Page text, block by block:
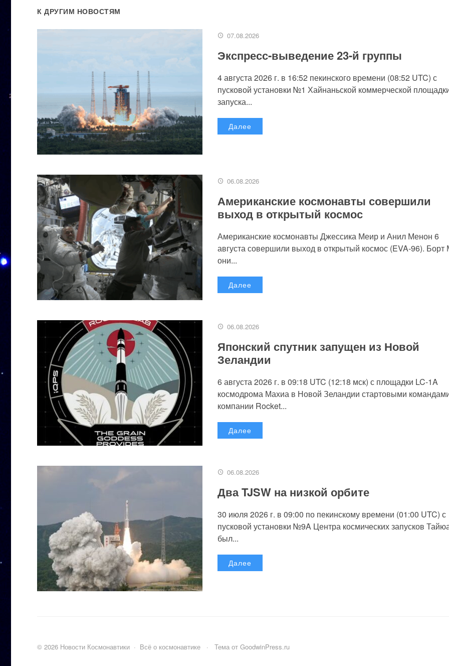
К ДРУГИМ НОВОСТЯМ
07.08.2026
Экспресс-выведение 23-й группы
4 августа 2026 г. в 16:52 пекинского времени (08:52 UTC) с
пусковой установки №1 Хайнаньской коммерческой
запуска...
Далее
06.08.2026
Американские космонавты совершили
выход в открытый космос
Американские космонавты Джессика Меир и Анил Менон 6
августа совершили выход в открытый космос (EVA-96).
они...
Далее
06.08.2026
Японский спутник запущен из Новой
Зеландии
6 августа 2026 г. в 09:18 UTC (12:18 мск) с площадки LC-1A
космодрома Махиа в Новой Зеландии стартовыми
компании Rocket...
Далее
06.08.2026
Два TJSW на низкой орбите
30 июля 2026 г. в 09:00 по пекинскому времени (01:00 UTC) с
пусковой установки №9A Центра космических запусков
был...
Далее
© 2026 Новости Космонавтики · Всё о космонавтике · Тема от GoodwinPress.ru